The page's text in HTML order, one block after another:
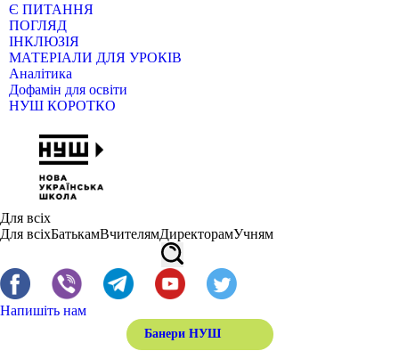
Є ПИТАННЯ
ПОГЛЯД
ІНКЛЮЗІЯ
МАТЕРІАЛИ ДЛЯ УРОКІВ
Аналітика
Дофамін для освіти
НУШ КОРОТКО
Для всіх
Для всіхБатькамВчителямДиректорамУчням
Напишіть нам
Банери НУШ